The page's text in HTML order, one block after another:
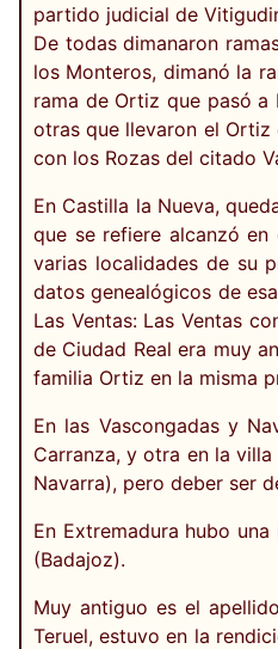
partido judicial de
De todas dimanaron
los Monteros, dimanó la
rama de Ortiz que pasó a
otras que llevaron el Ortiz
con los Rozas del citado
En Castilla la Nueva,
que se refiere alcanzó
varias localidades de su
datos genealógicos de
Las Ventas: Las Ventas
de Ciudad Real era muy
familia Ortiz en la misma
En las Vascongadas y
Carranza, y otra en la
Navarra), pero deber ser
En Extremadura hubo
(Badajoz).
Muy antiguo es el
Teruel, estuvo en la